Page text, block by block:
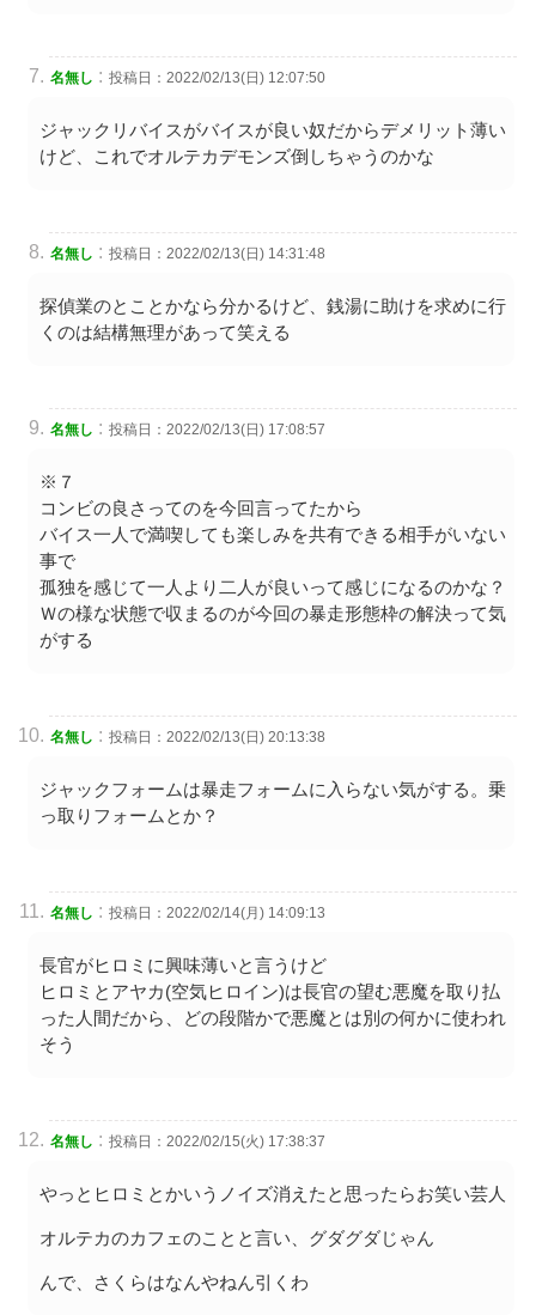
名無し : 投稿日：2022/02/13(日) 12:07:50
ジャックリバイスがバイスが良い奴だからデメリット薄い
けど、これでオルテカデモンズ倒しちゃうのかな
名無し : 投稿日：2022/02/13(日) 14:31:48
探偵業のとことかなら分かるけど、銭湯に助けを求めに行
くのは結構無理があって笑える
名無し : 投稿日：2022/02/13(日) 17:08:57
※７
コンビの良さってのを今回言ってたから
バイス一人で満喫しても楽しみを共有できる相手がいない
事で
孤独を感じて一人より二人が良いって感じになるのかな？
Ｗの様な状態で収まるのが今回の暴走形態枠の解決って気
がする
名無し : 投稿日：2022/02/13(日) 20:13:38
ジャックフォームは暴走フォームに入らない気がする。乗
っ取りフォームとか？
名無し : 投稿日：2022/02/14(月) 14:09:13
長官がヒロミに興味薄いと言うけど
ヒロミとアヤカ(空気ヒロイン)は長官の望む悪魔を取り払
った人間だから、どの段階かで悪魔とは別の何かに使われ
そう
名無し : 投稿日：2022/02/15(火) 17:38:37
やっとヒロミとかいうノイズ消えたと思ったらお笑い芸人
オルテカのカフェのことと言い、グダグダじゃん
んで、さくらはなんやねん引くわ